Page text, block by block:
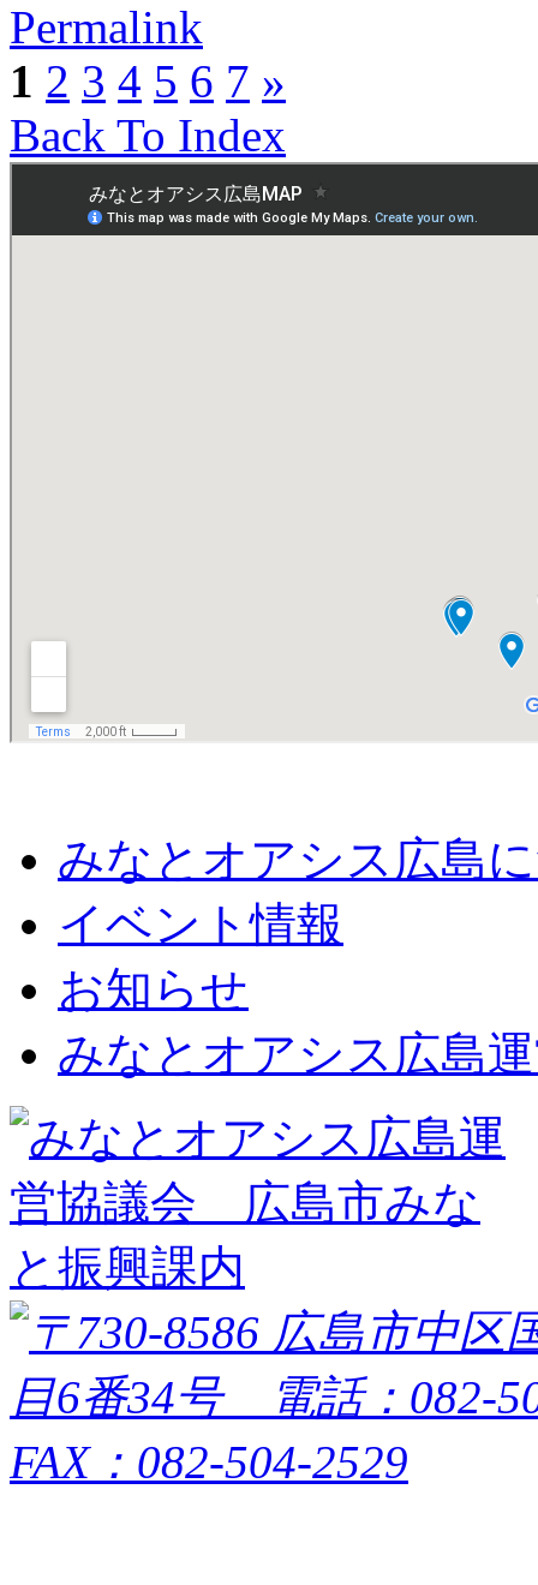
Permalink
1 2 3 4 5 6 7 »
Back To Index
みなとオアシス広島
イベント情報
お知らせ
みなとオアシス広島